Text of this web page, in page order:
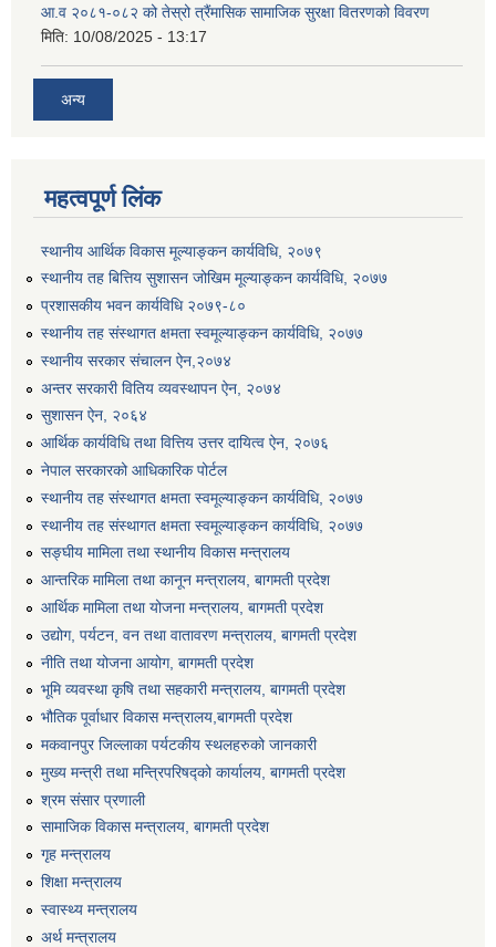
आ.व २०८१-०८२ को तेस्रो त्रैंमासिक सामाजिक सुरक्षा वितरणको विवरण
मिति: 10/08/2025 - 13:17
अन्य
महत्वपूर्ण लिंक
स्थानीय आर्थिक विकास मूल्याङ्कन कार्यविधि, २०७९
स्थानीय तह बित्तिय सुशासन जोखिम मूल्याङ्कन कार्यविधि, २०७७
प्रशासकीय भवन कार्यविधि २०७९-८०
स्थानीय तह संस्थागत क्षमता स्वमूल्याङ्कन कार्यविधि, २०७७
स्थानीय सरकार संचालन ऐन,२०७४
अन्तर सरकारी वितिय व्यवस्थापन ऐन, २०७४
सुशासन ऐन, २०६४
आर्थिक कार्यविधि तथा वित्तिय उत्तर दायित्व ऐन, २०७६
नेपाल सरकारको आधिकारिक पोर्टल
स्थानीय तह संस्थागत क्षमता स्वमूल्याङ्कन कार्यविधि, २०७७
स्थानीय तह संस्थागत क्षमता स्वमूल्याङ्कन कार्यविधि, २०७७
सङ्घीय मामिला तथा स्थानीय विकास मन्त्रालय
आन्तरिक मामिला तथा कानून मन्त्रालय, बागमती प्रदेश
आर्थिक मामिला तथा योजना मन्त्रालय, बागमती प्रदेश
उद्योग, पर्यटन, वन तथा वातावरण मन्त्रालय, बागमती प्रदेश
नीति तथा योजना आयोग, बागमती प्रदेश
भूमि व्यवस्था कृषि तथा सहकारी मन्त्रालय, बागमती प्रदेश
भौतिक पूर्वाधार विकास मन्त्रालय,बागमती प्रदेश
मकवानपुर जिल्लाका पर्यटकीय स्थलहरुको जानकारी
मुख्य मन्त्री तथा मन्त्रिपरिषद्को कार्यालय, बागमती प्रदेश
श्रम संसार प्रणाली
सामाजिक विकास मन्त्रालय, बागमती प्रदेश
गृह मन्त्रालय
शिक्षा मन्त्रालय
स्वास्थ्य मन्त्रालय
अर्थ मन्त्रालय